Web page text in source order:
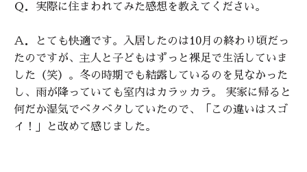
Ｑ．実際に住まわれてみた感想を教えてください。
Ａ．とても快適です。入居したのは10月の終わり頃だっ
たのですが、主人と子どもはずっと裸足で生活していま
した（笑）。冬の時期でも結露しているのを見なかった
し、雨が降っていても室内はカラッカラ。 実家に帰ると
何だか湿気でベタベタしていたので、「この違いはスゴ
イ！」と改めて感じました。